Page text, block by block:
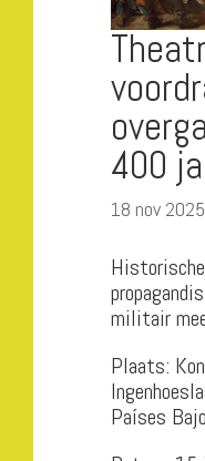
400
18 nov 2025
militair
Plaats:
Países